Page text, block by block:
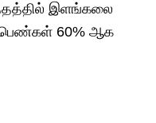
இளங்கலை
60% ஆக